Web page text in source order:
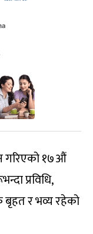
गरिएको १७औं
प्रविधि,
र भव्य रहेको